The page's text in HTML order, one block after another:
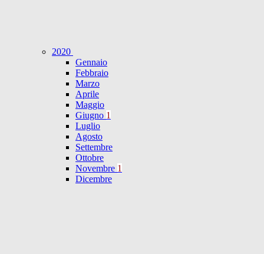
2020
Gennaio
Febbraio
Marzo
Aprile
Maggio
Giugno 1
Luglio
Agosto
Settembre
Ottobre
Novembre 1
Dicembre